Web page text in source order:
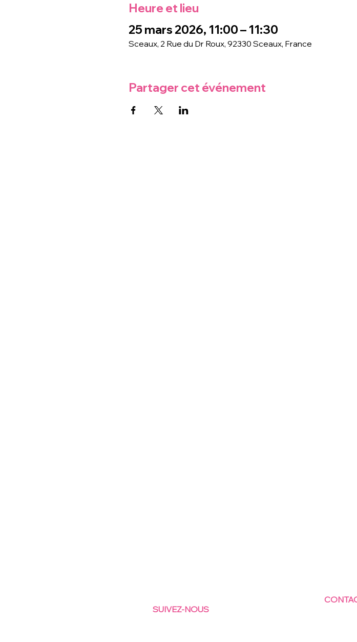
Heure et lieu
25 mars 2026, 11:00 – 11:30
Sceaux, 2 Rue du Dr Roux, 92330 Sceaux, France
Partager cet événement
SUIVEZ-NOUS